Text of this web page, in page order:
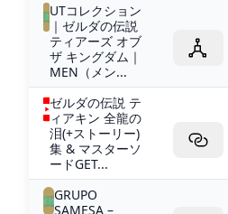
UTコレクション
｜ゼルダの伝説
ティアーズ オブ
ザ キングダム｜
MEN（メン...
ゼルダの伝説 テ
ィアキン 全龍の
泪(+ストーリー)
集 & マスターソ
ードGET...
GRUPO
SAMESA –